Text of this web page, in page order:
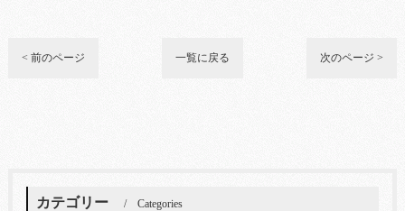
< 前のページ 一覧に戻る 次のページ >
カテゴリー Categories